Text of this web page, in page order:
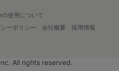
使用について
ーポリシー 会社概要
採用情報
All rights reserved.